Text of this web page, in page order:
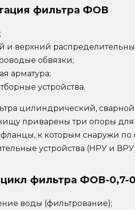
фильтра ФОВ
и верхний
обвязки;
арматура;
устройства.
цилиндрический,
приварены три опоры для
к которым снаружи по
устройства (НРУ и
фильтра ФОВ-0,7-
воды (фильтрование);